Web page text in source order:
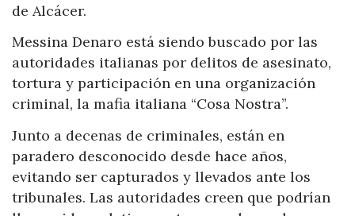
de Alcácer.
Messina Denaro está siendo buscado por las
autoridades italianas por delitos de asesinato,
tortura y participación en una organización
criminal, la mafia italiana “Cosa Nostra”.
Junto a decenas de criminales, están en
paradero desconocido desde hace años,
evitando ser capturados y llevados ante los
tribunales. Las autoridades creen que podrían